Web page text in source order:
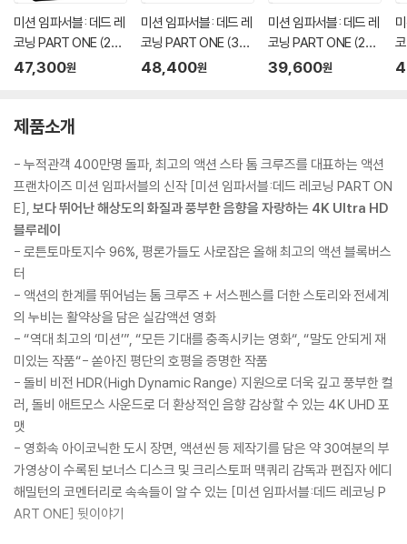
미션 임파서블: 데드 레
코닝 PART ONE (2Di
sc, 4K UHD+BD Bon
47,300원
미션 임파서블: 데드 레
코닝 PART ONE (3Di
sc, 4K UHD+BD+B
48,400원
미션 임파서블: 데드 레
코닝 PART ONE (2Di
sc, BD 스틸북 한정수
39,600원
제품소개
- 누적관객 400만명 돌파, 최고의 액션 스타 톰 크루즈를 대표하는 액션
프랜차이즈 미션 임파서블의 신작 [미션 임파서블:데드 레코닝 PART ON
E], 보다 뛰어난 해상도의 화질과 풍부한 음향을 자랑하는 4K Ultra HD
블루레이
- 로튼토마토지수 96%, 평론가들도 사로잡은 올해 최고의 액션 블록버스
터
- 액션의 한계를 뛰어넘는 톰 크루즈 + 서스펜스를 더한 스토리와 전세계
의 누비는 활약상을 담은 실감액션 영화
- “역대 최고의 ‘미션’”, “모든 기대를 충족시키는 영화“, “말도 안되게 재
미있는 작품“- 쏟아진 평단의 호평을 증명한 작품
- 돌비 비전 HDR(High Dynamic Range) 지원으로 더욱 깊고 풍부한 컬
러, 돌비 애트모스 사운드로 더 환상적인 음향 감상할 수 있는 4K UHD 포
맷
- 영화속 아이코닉한 도시 장면, 액션씬 등 제작기를 담은 약 30여분의 부
가영상이 수록된 보너스 디스크 및 크리스토퍼 맥쿼리 감독과 편집자 에디
해밀턴의 코멘터리로 속속들이 알 수 있는 [미션 임파서블:데드 레코닝 P
ART ONE] 뒷이야기